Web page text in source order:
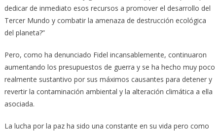
dedicar de inmediato esos recursos a promover el desarrollo del
Tercer Mundo y combatir la amenaza de destrucción ecológica
del planeta?”
Pero, como ha denunciado Fidel incansablemente, continuaron
aumentando los presupuestos de guerra y se ha hecho muy poco
realmente sustantivo por sus máximos causantes para detener y
revertir la contaminación ambiental y la alteración climática a ella
asociada.
La lucha por la paz ha sido una constante en su vida pero como